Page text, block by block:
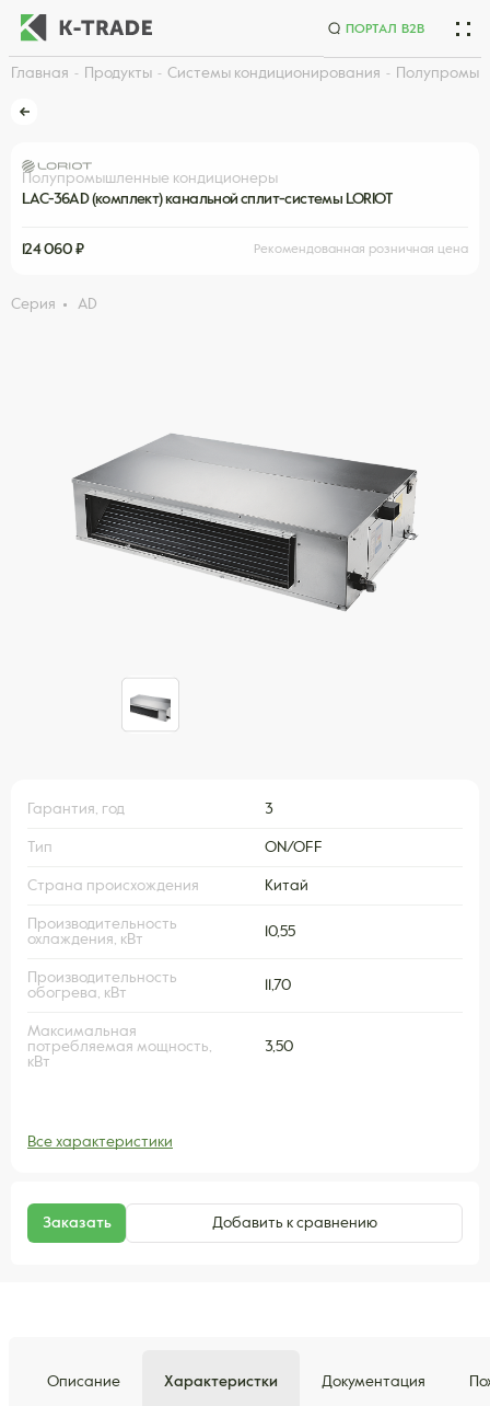
ПОРТАЛ B2B
Главная Продукты Системы кондиционирования
Полупромышленные кондиционеры
LAC-36AD (комплект) канальной сплит-системы LORIOT
124 060 ₽ Рекомендованная розничная цена
Серия AD
Гарантия, год 3
Тип ON/OFF
Страна происхождения Китай
Производительность
охлаждения, кВт
10,55
Производительность
обогрева, кВт
11,70
Максимальная
потребляемая мощность,
кВт
3,50
Все характеристики
Заказать Добавить к сравнению
Описание Характеристки Документация